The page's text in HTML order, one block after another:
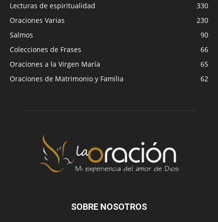
Lecturas de espiritualidad
330
Oraciones Varias
230
Salmos
90
Colecciones de Frases
66
Oraciones a la Virgen María
65
Oraciones de Matrimonio y Familia
62
SOBRE NOSOTROS